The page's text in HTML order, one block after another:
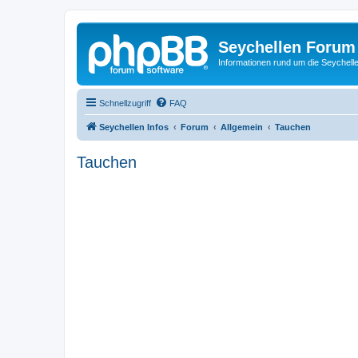
Seychellen Forum
Informationen rund um die
Schnellzugriff FAQ
Seychellen Infos Forum Allgemein Tauchen
Tauchen